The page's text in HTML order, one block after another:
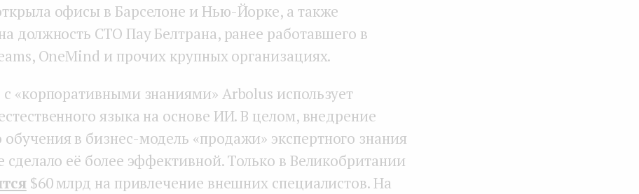
офисы в Барселоне и Нью-Йорке, а также
должность СТО Пау Белтрана, ранее работавшего в
OneMind и прочих крупных организациях.
«корпоративными знаниями» Arbolus использует
языка на основе ИИ. В целом, внедрение
в бизнес-модель «продажи» экспертного знания
сделало её более эффективной. Только в Великобритании
$60 млрд на привлечение внешних специалистов. На